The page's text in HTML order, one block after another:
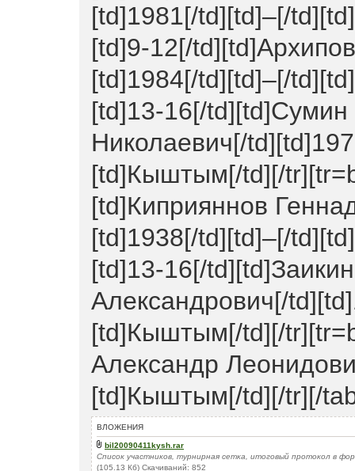
[td]1981[/td][td]–[/
[td]9-12[/
[td]1984[/td][td]–[/
[td]13-16[/td][td]Сумин
Николаевич[/
[td]Кыштым[/td][/
[td]Киприяннов
[td]1938[/td][td]–[/
[td]13-16[/
Александрович[/
[td]Кыштым[/td][/
Александр
[td]Кыштым[/td][/tr][/
ВЛОЖЕНИЯ
bil20090411kysh.rar
Список участников, турнирная сетка, итоговый протокол в
(105.13 Кб) Скачиваний: 852